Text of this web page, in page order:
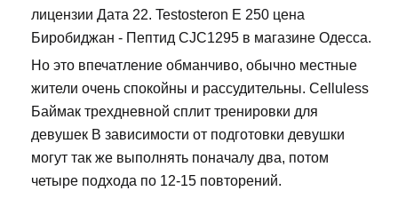
лицензии Дата 22. Testosteron E 250 цена
Биробиджан - Пептид CJC1295 в магазине Одесса.
Но это впечатление обманчиво, обычно местные
жители очень спокойны и рассудительны. Celluless
Баймак трехдневной сплит тренировки для
девушек В зависимости от подготовки девушки
могут так же выполнять поначалу два, потом
четыре подхода по 12-15 повторений.